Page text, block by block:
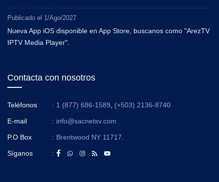
Publicado el 1/Ago/2027
Nueva App iOS disponible en App Store, buscanos como "ArezTV
IPTV Media Player".
Contacta con nosotros
Teléfonos : 1 (877) 686-1589 (+503) 2136-8740
E-mail : info@sacnetsv.com
P.O Box : Brentwood NY 11717.
Síganos :